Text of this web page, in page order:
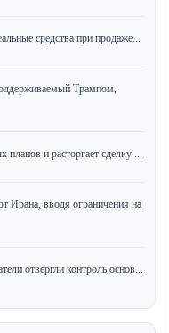
средства при продаже...
Трампом,
и расторгает сделку ...
Ирана, вводя ограничения на
отвергли контроль основ...